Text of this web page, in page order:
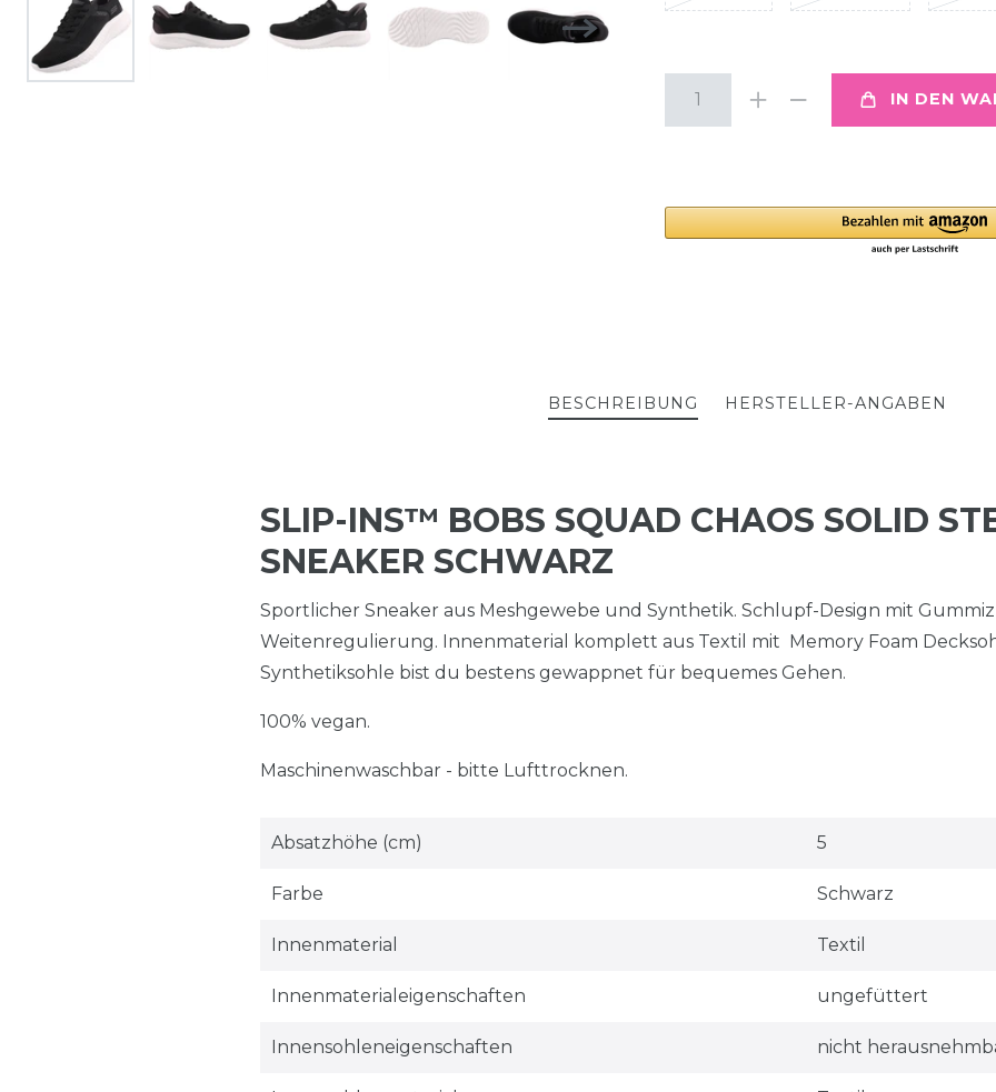
IN DEN
BESCHREIBUNG HERSTELLER-ANGABEN
SLIP-INS™ BOBS SQUAD CHAOS SOLID
SNEAKER SCHWARZ
Sportlicher Sneaker aus Meshgewebe und Synthetik. Schlupf-Design mit
Weitenregulierung. Innenmaterial komplett aus Textil mit Memory Foam
Synthetiksohle bist du bestens gewappnet für bequemes Gehen.
100% vegan.
Maschinenwaschbar - bitte Lufttrocknen.
Absatzhöhe (cm) 5
Farbe Schwarz
Innenmaterial Textil
Innenmaterialeigenschaften ungefüttert
Innensohleneigenschaften nicht